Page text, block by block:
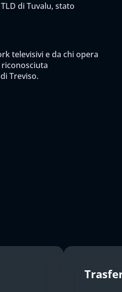
di Tuvalu, stato
televisivi e da chi opera
riconosciuta
Treviso.